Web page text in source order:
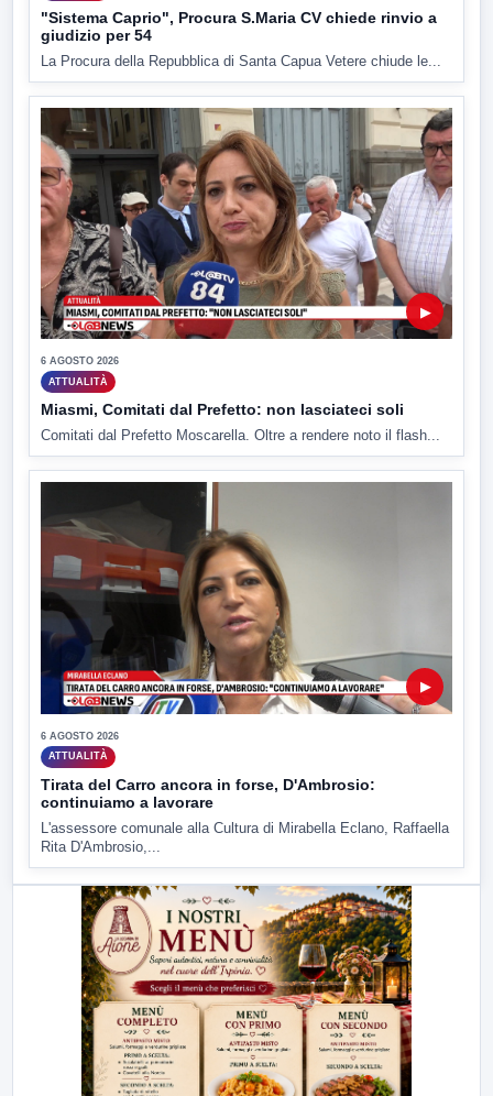
"Sistema Caprio", Procura S.Maria CV chiede rinvio a
giudizio per 54
La Procura della Repubblica di Santa Capua Vetere chiude le...
▶
6 AGOSTO 2026
ATTUALITÀ
Miasmi, Comitati dal Prefetto: non lasciateci soli
Comitati dal Prefetto Moscarella. Oltre a rendere noto il flash...
▶
6 AGOSTO 2026
ATTUALITÀ
Tirata del Carro ancora in forse, D'Ambrosio:
continuiamo a lavorare
L'assessore comunale alla Cultura di Mirabella Eclano, Raffaella
Rita D'Ambrosio,...